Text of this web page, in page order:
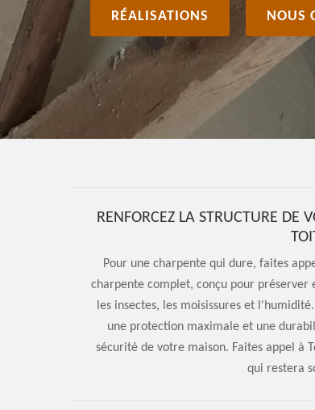
RÉALISATIONS NOUS
RENFORCEZ LA STRUCTURE DE
Pour une charpente qui dure, faites
charpente complet, conçu pour
les insectes, les moisissures et
une protection maximale et une
sécurité de votre maison. Faites appel à
qui restera